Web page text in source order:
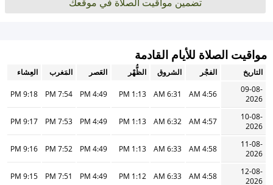
مواقيت الصلاة للأيام القادمة
التاريخ الفجْر الشروق الظُّهْر العَصر المَغرب
العِشاء
09-08-
2026
4:56 AM
6:31 AM
1:13 PM
4:49 PM
7:54 PM
9:18 PM
10-08-
2026
4:57 AM
6:32 AM
1:13 PM
4:49 PM
7:53 PM
9:17 PM
11-08-
2026
4:58 AM
6:33 AM
1:13 PM
4:49 PM
7:52 PM
9:16 PM
12-08-
2026
4:58 AM
6:33 AM
1:12 PM
4:49 PM
7:51 PM
9:15 PM